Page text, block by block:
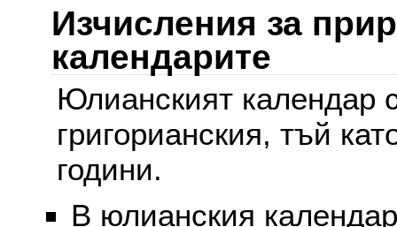
Изчисления за
календарите
Юлианският календар
григорианския, тъй
години.
В юлианския